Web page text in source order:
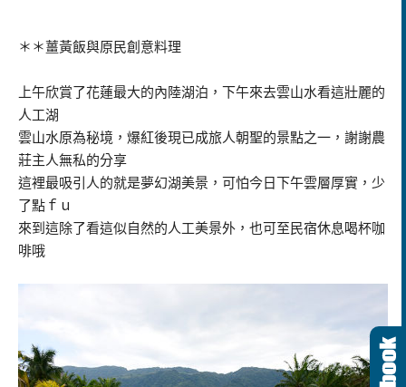
＊＊薑黃飯與原民創意料理
上午欣賞了花蓮最大的內陸湖泊，下午來去雲山水看這壯麗的
人工湖
雲山水原為秘境，爆紅後現已成旅人朝聖的景點之一，謝謝農
莊主人無私的分享
這裡最吸引人的就是夢幻湖美景，可怕今日下午雲層厚實，少
了點ｆｕ
來到這除了看這似自然的人工美景外，也可至民宿休息喝杯咖
啡哦